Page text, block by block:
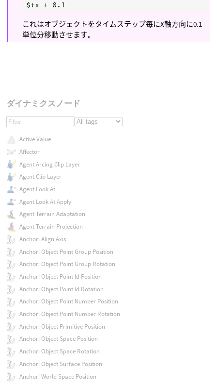
これはオブジェクトをタイムステップ毎にX軸方向に0.1
単位分移動させます。
ダイナミクスノード
Active Value
Affector
Agent Arcing Clip Layer
Agent Clip Layer
Agent Look At
Agent Look At Apply
Agent Terrain Adaptation
Agent Terrain Projection
Anchor: Align Axis
Anchor: Object Point Group Position
Anchor: Object Point Group Rotation
Anchor: Object Point Id Position
Anchor: Object Point Id Rotation
Anchor: Object Point Number Position
Anchor: Object Point Number Rotation
Anchor: Object Primitive Position
Anchor: Object Space Position
Anchor: Object Space Rotation
Anchor: Object Surface Position
Anchor: World Space Position